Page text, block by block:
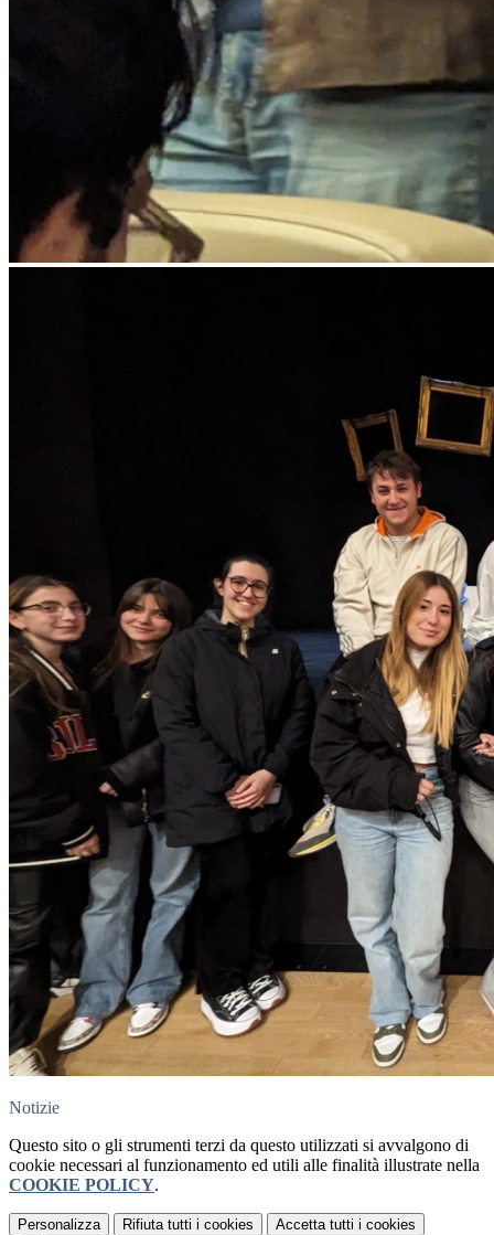
Notizie
Questo sito o gli strumenti terzi da questo utilizzati si avvalgono di
cookie necessari al funzionamento ed utili alle finalità illustrate nella
COOKIE POLICY.
Personalizza Rifiuta tutti i cookies Accetta tutti i cookies